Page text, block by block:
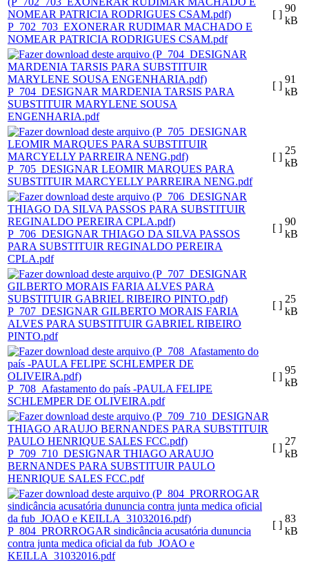
P_702_703_EXONERAR RUDIMAR MACHADO E
NOMEAR PATRICIA RODRIGUES CSAM.pdf
[ ]
90
kB
P_704_DESIGNAR MARDENIA TARSIS PARA
SUBSTITUIR MARYLENE SOUSA
ENGENHARIA.pdf
[ ]
91
kB
P_705_DESIGNAR LEOMIR MARQUES PARA
SUBSTITUIR MARCYELLY PARREIRA NENG.pdf
[ ]
25
kB
P_706_DESIGNAR THIAGO DA SILVA PASSOS
PARA SUBSTITUIR REGINALDO PEREIRA
CPLA.pdf
[ ]
90
kB
P_707_DESIGNAR GILBERTO MORAIS FARIA
ALVES PARA SUBSTITUIR GABRIEL RIBEIRO
PINTO.pdf
[ ]
25
kB
P_708_Afastamento do país -PAULA FELIPE
SCHLEMPER DE OLIVEIRA.pdf
[ ]
95
kB
P_709_710_DESIGNAR THIAGO ARAUJO
BERNANDES PARA SUBSTITUIR PAULO
HENRIQUE SALES FCC.pdf
[ ]
27
kB
P_804_PRORROGAR sindicância acusatória dununcia
contra junta medica oficial da fub_JOAO e
KEILLA_31032016.pdf
[ ]
83
kB